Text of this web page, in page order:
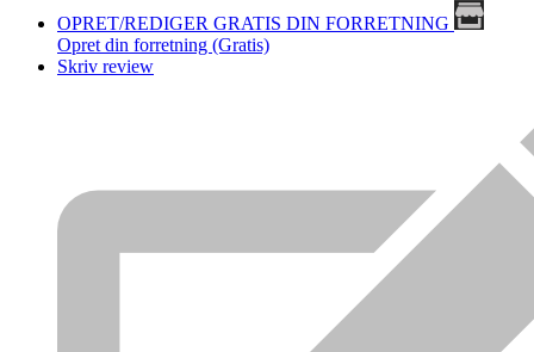
OPRET/REDIGER GRATIS DIN FORRETNING
Opret din forretning (Gratis)
Skriv review